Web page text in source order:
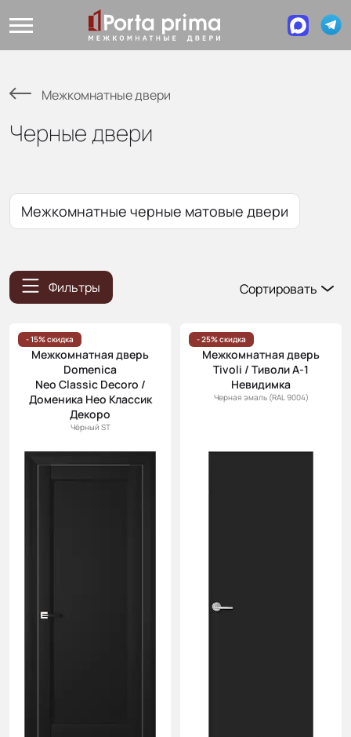
Межкомнатные двери
Черные двери
Межкомнатные черные матовые двери
Фильтры
Сортировать
Цена
(возр.)
Цена (убыв.)
Cначала
- 15% скидка
Межкомнатная дверь
Domenica
Neo Classic Decoro /
Доменика Нео Классик
Декоро
Чёрный ST
- 25% скидка
Межкомнатная дверь
Tivoli / Тиволи А-1
Невидимка
Черная эмаль (RAL 9004)